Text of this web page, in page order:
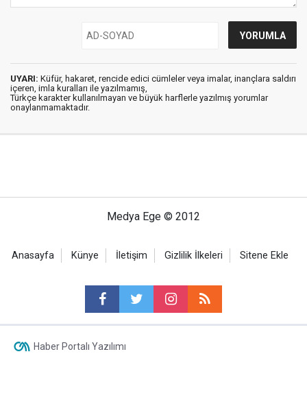
UYARI: Küfür, hakaret, rencide edici cümleler veya imalar, inançlara saldırı
içeren, imla kuralları ile yazılmamış,
Türkçe karakter kullanılmayan ve büyük harflerle yazılmış yorumlar
onaylanmamaktadır.
Medya Ege © 2012
Anasayfa Künye İletişim Gizlilik İlkeleri Sitene Ekle
Haber Portalı Yazılımı